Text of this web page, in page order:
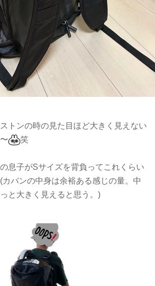
トンの時の見た目ほど大きく見えない
笑
息子がSサイズを背負ってこれくらい
バンの中身は余裕ある感じの量。中
と大きく見えると思う。)